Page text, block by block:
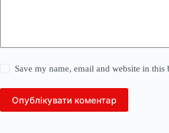
Save my name, email and website in
Опублікувати коментар